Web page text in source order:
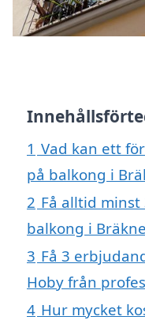
1 Vad kan ett
på balkong i
2 Få alltid
balkong i
3 Få 3
Hoby från
4 Hur mycket